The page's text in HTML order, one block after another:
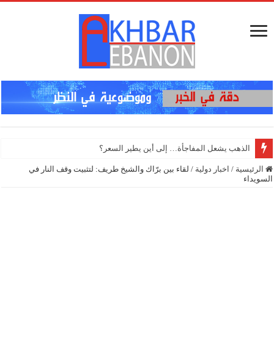
إنذار
الرئيسية / اخبار دولية / لقاء بين برّاك والشيخ طريف: لتثبيت وقف النار في
السويداء